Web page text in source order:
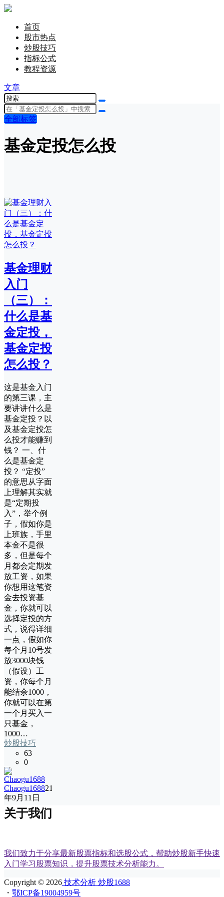
首页
股市热点
炒股技巧
指标公式
教程资源
文章
全部标签
基金定投怎么投
基金理财
入门
（三）：
什么是基
金定投，
基金定投
怎么投？
这是基金入门
的第三课，主
要讲讲什么是
基金定投？以
及基金定投怎
么投才能赚到
钱？ 一、什
么是基金定
投？ “定投”
的意思从字面
上理解其实就
是“定期投
入”，举个例
子，假如你是
上班族，手里
本金不是很
多，但是每个
月都会定期发
放工资，如果
你想用这笔资
金去投资基
金，你就可以
选择定投的方
式，说得详细
一点，假如你
每个月10号发
放3000块钱
（假设）工
资，你每个月
能结余1000，
你就可以在第
一个月买入一
只基金，
1000…
炒股技巧
63
0
Chaogu168821
年9月11日
关于我们
我们致力于分享最新股票指标和选股公式，帮助炒股新手快速
入门学习股票知识，提升股票技术分析能力。
Copyright © 2026 技术分析 炒股1688
・ 鄂ICP备19004959号